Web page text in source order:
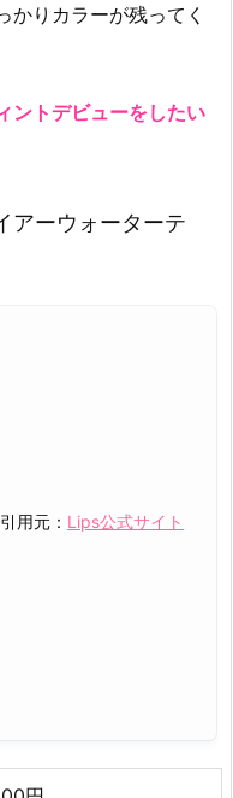
かりカラーが残ってく
ントデビューをしたい
アーウォーターテ
引用元： Lips公式サイト